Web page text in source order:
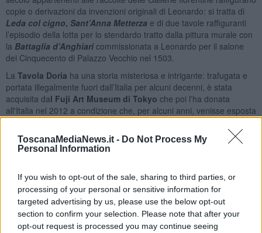
ToscanaMediaNews.it - Do Not Process My
Personal Information
If you wish to opt-out of the sale, sharing to third parties, or
processing of your personal or sensitive information for
targeted advertising by us, please use the below opt-out
section to confirm your selection. Please note that after your
opt-out request is processed you may continue seeing
copie o derivazioni da invenzioni originali di Leonardo: si tratta di
Leda col cigno, Sant’Anna Metterzae di due tavole raffiguranti
l’episodio della lotta per lo stendardo tratto dalla pittura murale con
la Battaglia d’Anghiari commissionata a Leonardo per il salone
dei Cinquecento di Palazzo Vecchio nel 1503.
La Tavola Doria ha una storia misteriosa e intrigante: trafugata e
portata illegalmente fuori dall’Italia per alcuni decenni, è stata
acquisita dal Fuji Art Museum di Tokyo che poi l'ha donata
all'Italia nel 2012 a condizione che, per alcuni anni, venisse esposta
anche in Giappone.
Ministero per i beni e le attività culturali e del turismo
ha
alla Biblioteca Nazionale Centrale di Firenze nell’ambito della
recente esposizione dedicata a Machiavelli.